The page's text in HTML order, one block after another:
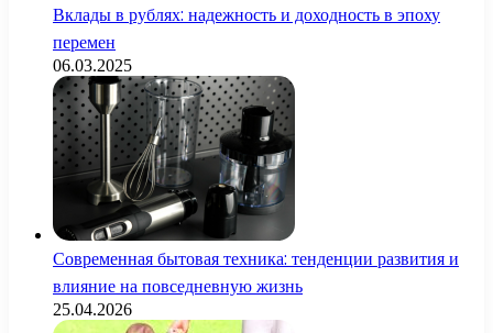
Вклады в рублях: надежность и доходность в эпоху
перемен
06.03.2025
Современная бытовая техника: тенденции развития и
влияние на повседневную жизнь
25.04.2026